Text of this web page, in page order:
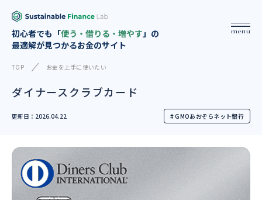
初心者でも「使う・借りる・増やす」の
最適解が見つかるお金のサイト
menu
TOP お金を上手に使いたい
ダイナースクラブカード
更新日：2026.04.22 # GMOあおぞらネット銀行